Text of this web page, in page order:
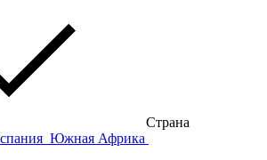
Страна
Южная Африка